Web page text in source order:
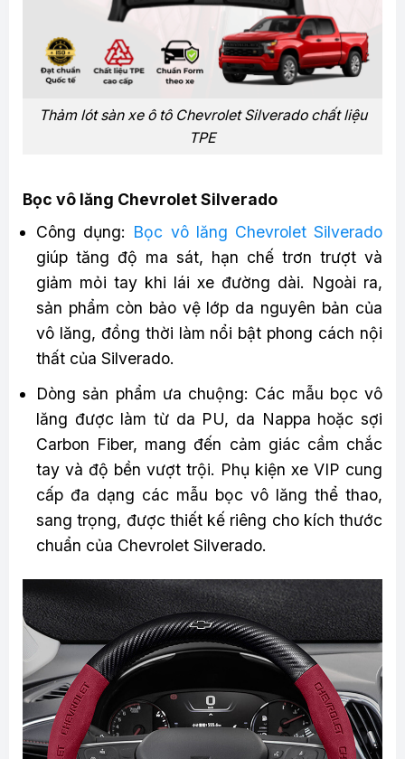
Thảm lót sàn xe ô tô Chevrolet Silverado chất liệu
TPE
Bọc vô lăng Chevrolet Silverado
Công dụng: Bọc vô lăng Chevrolet Silverado
giúp tăng độ ma sát, hạn chế trơn trượt và
giảm mỏi tay khi lái xe đường dài. Ngoài ra,
sản phẩm còn bảo vệ lớp da nguyên bản của
vô lăng, đồng thời làm nổi bật phong cách nội
thất của Silverado.
Dòng sản phẩm ưa chuộng: Các mẫu bọc vô
lăng được làm từ da PU, da Nappa hoặc sợi
Carbon Fiber, mang đến cảm giác cầm chắc
tay và độ bền vượt trội. Phụ kiện xe VIP cung
cấp đa dạng các mẫu bọc vô lăng thể thao,
sang trọng, được thiết kế riêng cho kích thước
chuẩn của Chevrolet Silverado.